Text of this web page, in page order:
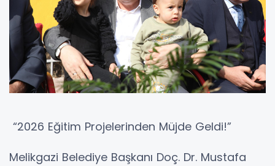
“2026 Eğitim Projelerinden Müjde Geldi!”
Melikgazi Belediye Başkanı Doç. Dr. Mustafa